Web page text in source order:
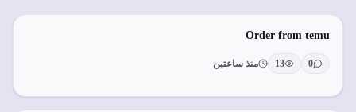
Order from temu
0
13 منذ ساعتين